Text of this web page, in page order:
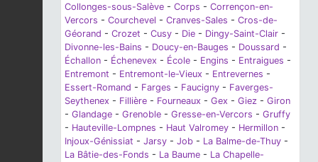
Collonges-sous-Salève - Corps - Corrençon-en-
Vercors - Courchevel - Cranves-Sales - Cros-de-
Géorand - Crozet - Cusy - Die - Dingy-Saint-Clair -
Divonne-les-Bains - Doucy-en-Bauges - Doussard -
Échallon - Échenevex - École - Engins - Entraigues -
Entremont - Entremont-le-Vieux - Entrevernes -
Essert-Romand - Farges - Faucigny - Faverges-
Seythenex - Fillière - Fourneaux - Gex - Giez - Giron
- Glandage - Grenoble - Gresse-en-Vercors - Gruffy
- Hauteville-Lompnes - Haut Valromey - Hermillon -
Injoux-Génissiat - Jarsy - Job - La Balme-de-Thuy -
La Bâtie-des-Fonds - La Baume - La Chapelle-